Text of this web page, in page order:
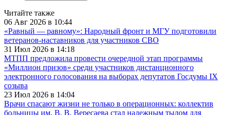
Читайте также
06 Авг 2026 в 10:44
«Равный — равному»: Народный фронт и МГУ подготовили
ветеранов-наставников для участников СВО
31 Июл 2026 в 14:18
МТПП предложила провести очередной этап программы
«Миллион призов» среди участников дистанционного
электронного голосования на выборах депутатов Госдумы IX
созыва
23 Июл 2026 в 14:04
Врачи спасают жизни не только в операционных: коллектив
больницы им. В. В. Вересаева стал надежным тылом для